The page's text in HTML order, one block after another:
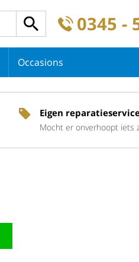
0345 -
Occasions
Eigen
Mocht er onverhoopt iets